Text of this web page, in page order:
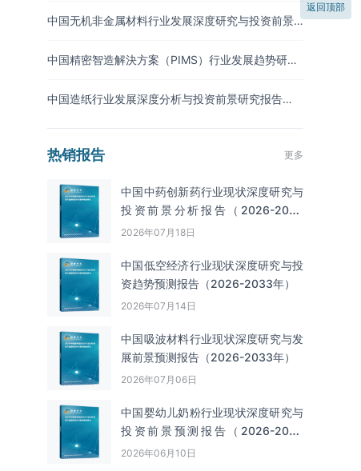
中国无机非金属材料行业发展深度研究与投资前景
中国精密智造解決方案（PIMS）行业发展趋势研究
中国造纸行业发展深度分析与投资前景研究报告
热销报告 更多
中国中药创新药行业现状深度研究与
投资前景分析报告（2026-2033
年）
2026年07月18日
中国低空经济行业现状深度研究与投
资趋势预测报告（2026-2033年）
2026年07月14日
中国吸波材料‌‌‌行业现状深度研究与发
展前景预测报告（2026-2033年）
2026年07月06日
中国婴幼儿奶粉行业现状深度研究与
投资前景预测报告（2026-2033
年）
2026年06月10日
返回顶部